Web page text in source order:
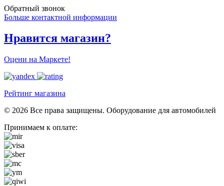
Обратный звонок
Больше контактной информации
Нравится магазин?
Оцени на Маркете!
Рейтинг магазина
© 2026 Все права защищены. Оборудование для автомобилей
Принимаем к оплате: